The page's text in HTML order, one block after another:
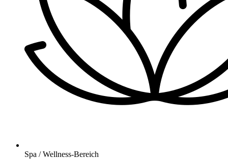
Spa / Wellness-Bereich